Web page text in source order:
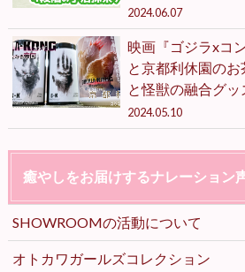
2024.06.07
映画『ゴジラxコ
と京都利休園の
と怪獣の融合グッ
2024.05.10
癒やしをお届けするナレーション
SHOWROOMの活動について
オトカワガールズコレクション